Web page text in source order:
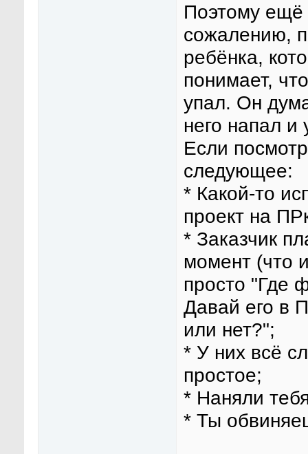
Поэтому ещё
сожалению,
ребёнка,
понимает,
упал. Он
него напал и
Если
следующее:
* Какой-то
проект на
* Заказчик
момент (что
просто "Где
Давай его в
или нет?";
* У них всё
простое;
* Наняли
* Ты